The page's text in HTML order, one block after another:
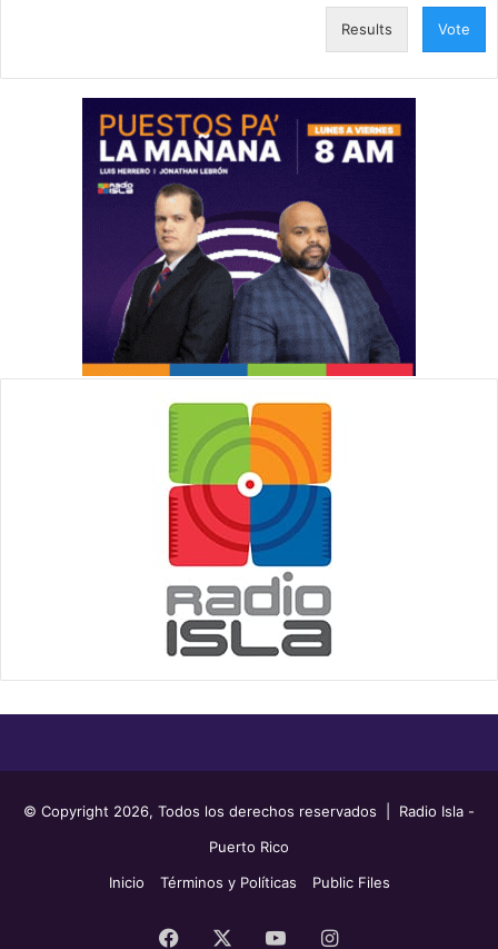
Results Vote
© Copyright 2026, Todos los derechos reservados | Radio Isla -
Puerto Rico
Inicio
Términos y Políticas Public Files
Facebook YouTubeInstagram